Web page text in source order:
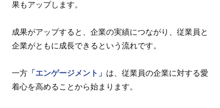
果もアップします。
成果がアップすると、企業の実績につながり、従業員と
企業がともに成長できるという流れです。
一方 「エンゲージメント」 は、従業員の企業に対する愛
着心を高めることから始まります。